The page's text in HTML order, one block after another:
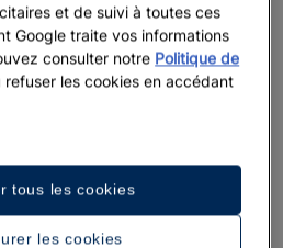
et de suivi à toutes ces
Google traite vos informations
consulter notre Politique de
les cookies en accédant
les cookies
tous les cookies